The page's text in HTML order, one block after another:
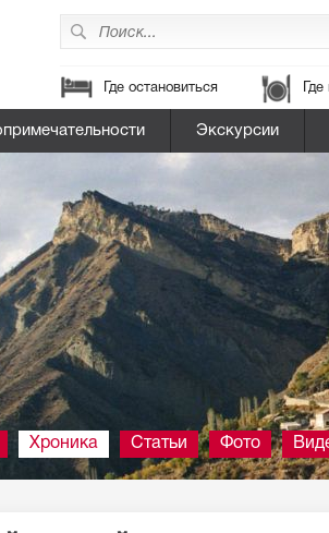
Где остановиться
Экскурсии
Хроника Статьи Фото